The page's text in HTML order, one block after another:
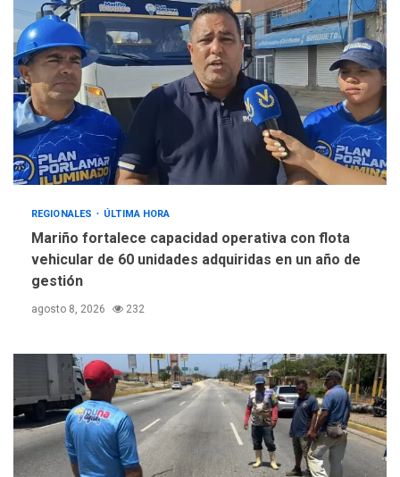
REGIONALES ÚLTIMA HORA
Mariño fortalece capacidad operativa con flota
vehicular de 60 unidades adquiridas en un año de
gestión
agosto 8, 2026 232